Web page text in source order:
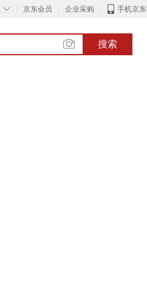
◇ 京东会员 企业采购 手机京东
搜索